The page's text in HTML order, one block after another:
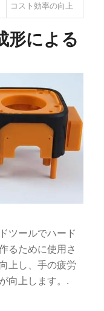
コスト効率の向上
形による
ツールでハード
るために使用さ
上し、手の疲労
向上します。.